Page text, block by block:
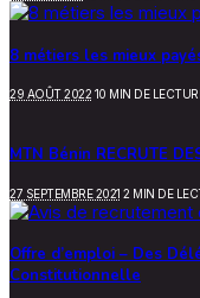
8 métiers les mieux
29 AOÛT 2022 10 MIN DE
MTN Bénin RECRUTE
27 SEPTEMBRE 2021 2 MIN DE
Offre d’emploi – Des
Constitutionnelle